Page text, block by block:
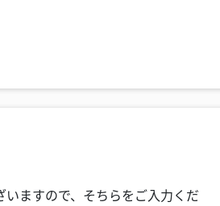
ますので、そちらをご入力くだ